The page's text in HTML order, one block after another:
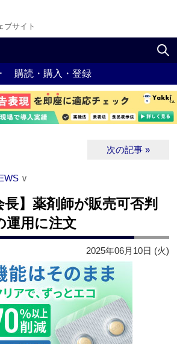
ブサイト
購読・購入・登録
次の記事 »
∨
長】薬剤師が販売可否判
運用に注文
2025年06月10日 (火)